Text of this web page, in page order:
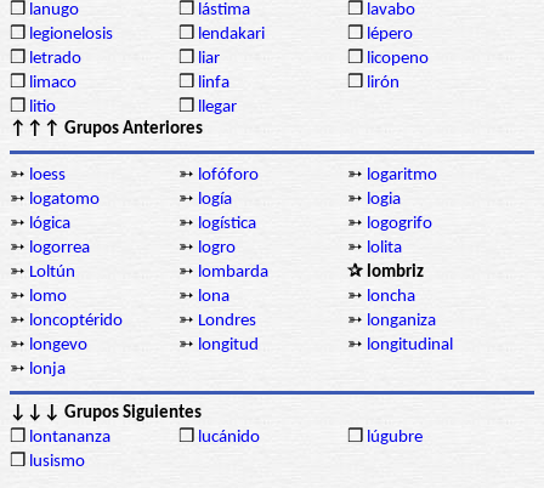
❒ lanugo ❒ lástima ❒ lavabo
❒ legionelosis ❒ lendakari ❒ lépero
❒ letrado ❒ liar ❒ licopeno
❒ limaco ❒ linfa ❒ lirón
❒ litio ❒ llegar
↑↑↑ Grupos Anteriores
➳ loess ➳ lofóforo ➳ logaritmo
➳ logatomo ➳ logía ➳ logia
➳ lógica ➳ logística ➳ logogrifo
➳ logorrea ➳ logro ➳ lolita
➳ Loltún ➳ lombarda
✰ lombriz
➳ lomo ➳ lona ➳ loncha
➳ loncoptérido ➳ Londres ➳ longaniza
➳ longevo ➳ longitud ➳ longitudinal
➳ lonja
↓↓↓ Grupos Siguientes
❒ lontananza ❒ lucánido ❒ lúgubre
❒ lusismo